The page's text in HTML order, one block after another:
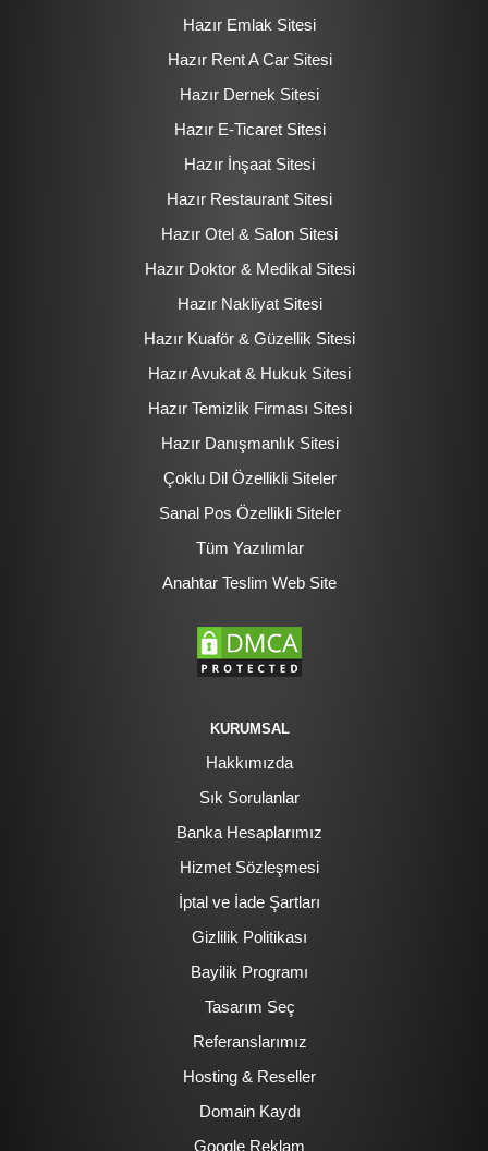
Hazır Emlak Sitesi
Hazır Rent A Car Sitesi
Hazır Dernek Sitesi
Hazır E-Ticaret Sitesi
Hazır İnşaat Sitesi
Hazır Restaurant Sitesi
Hazır Otel & Salon Sitesi
Hazır Doktor & Medikal Sitesi
Hazır Nakliyat Sitesi
Hazır Kuaför & Güzellik Sitesi
Hazır Avukat & Hukuk Sitesi
Hazır Temizlik Firması Sitesi
Hazır Danışmanlık Sitesi
Çoklu Dil Özellikli Siteler
Sanal Pos Özellikli Siteler
Tüm Yazılımlar
Anahtar Teslim Web Site
KURUMSAL
Hakkımızda
Sık Sorulanlar
Banka Hesaplarımız
Hizmet Sözleşmesi
İptal ve İade Şartları
Gizlilik Politikası
Bayilik Programı
Tasarım Seç
Referanslarımız
Hosting & Reseller
Domain Kaydı
Google Reklam